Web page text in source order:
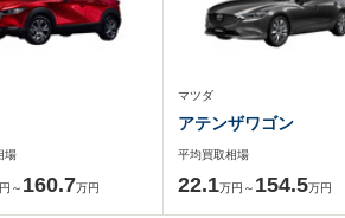
場
～ 160.7万円
マツダ
アテンザワゴン
平均買取相場
22.1万円～ 154.5万円